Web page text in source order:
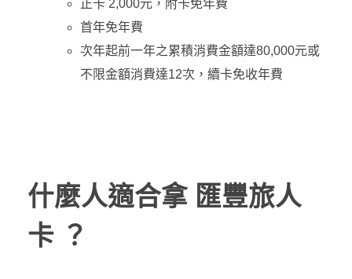
正卡 2,000元，附卡免年費
首年免年費
次年起前一年之累積消費金額達80,000元或
不限金額消費達12次，續卡免收年費
什麼人適合拿 匯豐旅人
卡 ？